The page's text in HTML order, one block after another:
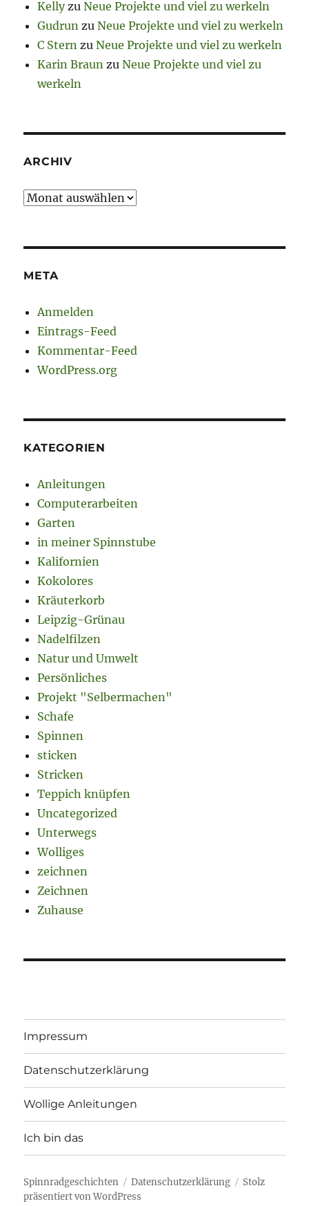
KellyzuNeue Projekte und viel zu werkeln
Gudrun zuNeue Projekte und viel zu werkeln
C Stern zuNeue Projekte und viel zu werkeln
Karin Braun zuNeue Projekte und viel zu
werkeln
ARCHIV
Archiv
META
Anmelden
Eintrags-Feed
Kommentar-Feed
WordPress.org
KATEGORIEN
Anleitungen
Computerarbeiten
Garten
in meiner Spinnstube
Kalifornien
Kokolores
Kräuterkorb
Leipzig-Grünau
Nadelfilzen
Natur und Umwelt
Persönliches
Projekt "Selbermachen"
Schafe
Spinnen
sticken
Stricken
Teppich knüpfen
Uncategorized
Unterwegs
Wolliges
zeichnen
Zeichnen
Zuhause
Impressum
Datenschutzerklärung
Wollige Anleitungen
Ich bin das
Spinnradgeschichten Datenschutzerklärung
Stolz
präsentiert von WordPress